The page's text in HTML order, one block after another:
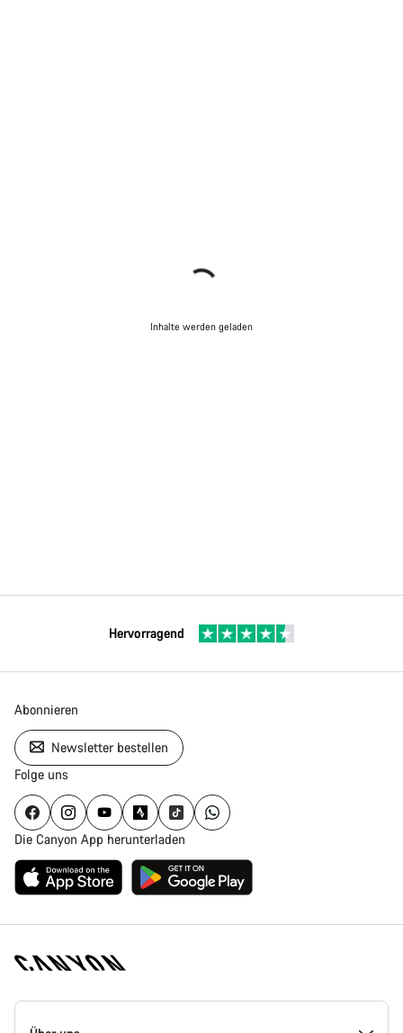
Inhalte werden geladen
Hervorragend
Abonnieren
Newsletter bestellen
Folge uns
Die Canyon App herunterladen
Canyon
Homepage